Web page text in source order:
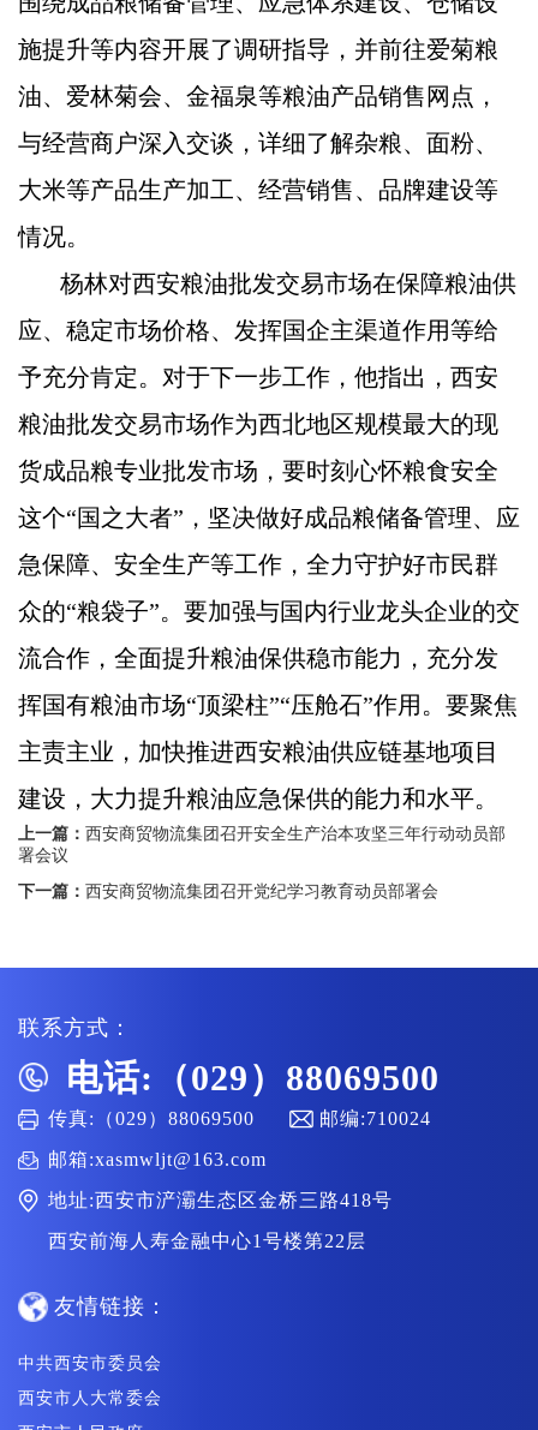
施提升等内容开展了调研指导，并前往爱菊粮
油、爱林菊会、金福泉等粮油产品销售网点，
与经营商户深入交谈，详细了解杂粮、面粉、
大米等产品生产加工、经营销售、品牌建设等
情况。
杨林对西安粮油批发交易市场在保障粮油供
应、稳定市场价格、发挥国企主渠道作用等给
予充分肯定。对于下一步工作，他指出，西安
粮油批发交易市场作为西北地区规模最大的现
货成品粮专业批发市场，要时刻心怀粮食安全
这个“国之大者”，坚决做好成品粮储备管理、应
急保障、安全生产等工作，全力守护好市民群
众的“粮袋子”。要加强与国内行业龙头企业的交
流合作，全面提升粮油保供稳市能力，充分发
挥国有粮油市场“顶梁柱”“压舱石”作用。要聚焦
主责主业，加快推进西安粮油供应链基地项目
建设，大力提升粮油应急保供的能力和水平。
上一篇： 西安商贸物流集团召开安全生产治本攻坚三年行动动员部
署会议
下一篇： 西安商贸物流集团召开党纪学习教育动员部署会
联系方式：
电话:（029）88069500
传真:（029）88069500
邮编:710024
邮箱:xasmwljt@163.com
地址:西安市浐灞生态区金桥三路418号
西安前海人寿金融中心1号楼第22层
友情链接：
中共西安市委员会
西安市人大常委会